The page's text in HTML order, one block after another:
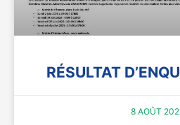
RÉSULTAT
8 AOÛT